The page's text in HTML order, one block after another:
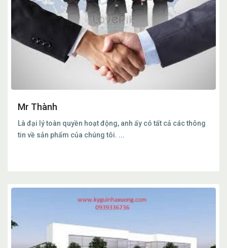
Mr Thành
Là đại lý toàn quyền hoạt động, anh ấy có tất cả các thông
tin về sản phẩm của chúng tôi. ...